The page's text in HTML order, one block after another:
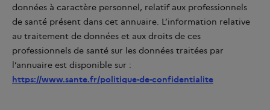
données à caractère personnel, relatif aux professionnels
de santé présent dans cet annuaire. L’information relative
au traitement de données et aux droits de ces
professionnels de santé sur les données traitées par
l’annuaire est disponible sur :
https://www.sante.fr/politique-de-confidentialite